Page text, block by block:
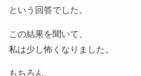
という回答でした。
この結果を聞いて、
私は少し怖くなりました。
もちろん、